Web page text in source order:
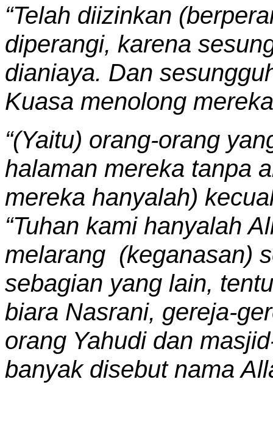
“Telah diizinkan
diperangi, karena
dianiaya. Dan
Kuasa menolong
“(Yaitu) orang-orang
halaman mereka tanpa
mereka hanyalah)
“Tuhan kami hanyalah
melarang (keganasan)
sebagian yang lain,
biara Nasrani, gereja-
orang Yahudi dan
banyak disebut nama